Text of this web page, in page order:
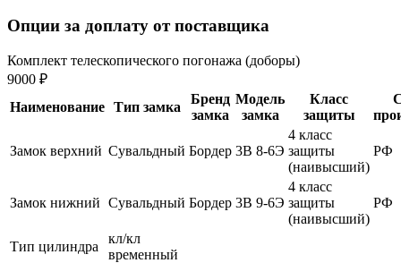
Опции за доплату от поставщика
Комплект телескопического погонажа (доборы)
9000 ₽
Наименование Тип замка
Бренд
замка
Модель
замка
Класс
защиты
Замок верхний Сувальдный Бордер 3В 8-6Э
4 класс
защиты
(наивысший)
РФ
Замок нижний Сувальдный Бордер 3В 9-6Э
4 класс
защиты
(наивысший)
РФ
Тип цилиндра
кл/кл
временный